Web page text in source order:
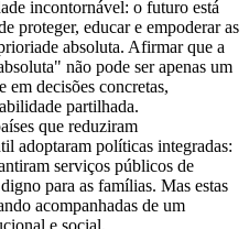
incontornável: o futuro está
proteger, educar e empoderar as
absoluta. Afirmar que a
não pode ser apenas um
decisões concretas,
partilhada.
que reduziram
adoptaram políticas integradas:
serviços públicos de
para as famílias. Mas estas
acompanhadas de um
e social.